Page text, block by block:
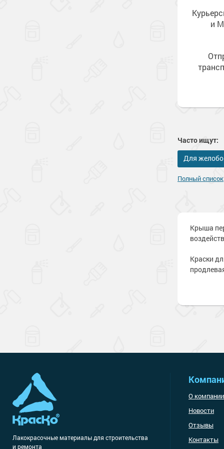
и
Часто ищут:
Для
Полный список
Крыша
Краски
Лакокрасочные материалы для строительства
и ремонта
О компании
Новости
Отзывы
Контакты